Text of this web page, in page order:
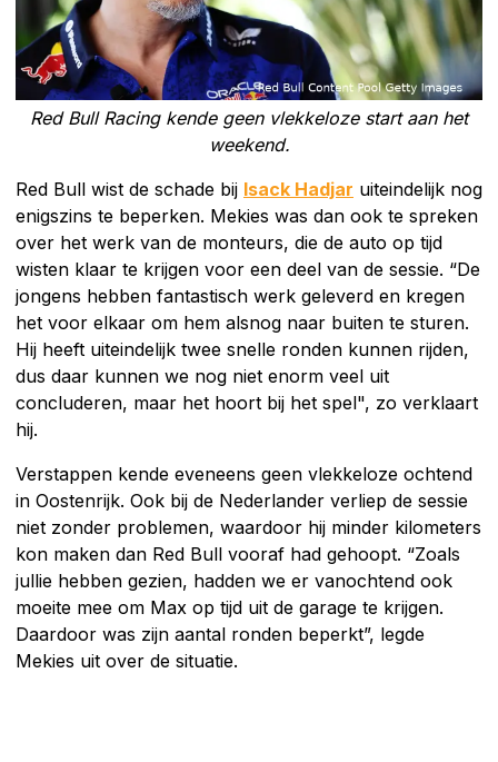
Red Bull Racing kende geen vlekkeloze start aan het
weekend.
Red Bull wist de schade bij Isack Hadjar uiteindelijk nog
enigszins te beperken. Mekies was dan ook te spreken
over het werk van de monteurs, die de auto op tijd
wisten klaar te krijgen voor een deel van de sessie. “De
jongens hebben fantastisch werk geleverd en kregen
het voor elkaar om hem alsnog naar buiten te sturen.
Hij heeft uiteindelijk twee snelle ronden kunnen rijden,
dus daar kunnen we nog niet enorm veel uit
concluderen, maar het hoort bij het spel", zo verklaart
hij.
Verstappen kende eveneens geen vlekkeloze ochtend
in Oostenrijk. Ook bij de Nederlander verliep de sessie
niet zonder problemen, waardoor hij minder kilometers
kon maken dan Red Bull vooraf had gehoopt. “Zoals
jullie hebben gezien, hadden we er vanochtend ook
moeite mee om Max op tijd uit de garage te krijgen.
Daardoor was zijn aantal ronden beperkt”, legde
Mekies uit over de situatie.